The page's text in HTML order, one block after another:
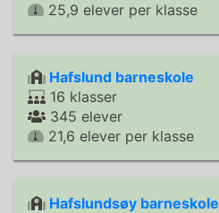
25,9 elever per klasse
Hafslund barneskole
16 klasser
345 elever
21,6 elever per klasse
Hafslundsøy barneskole